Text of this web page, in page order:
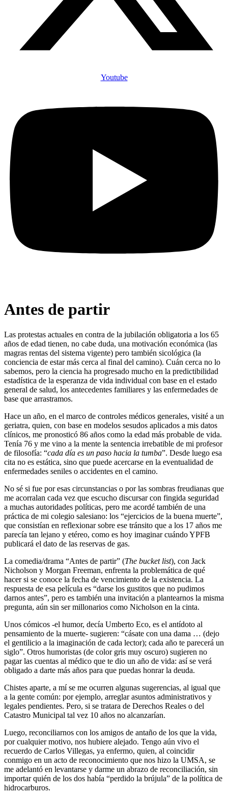
Youtube
Antes de partir
Las protestas actuales en contra de la jubilación obligatoria a los 65
años de edad tienen, no cabe duda, una motivación económica (las
magras rentas del sistema vigente) pero también sicológica (la
conciencia de estar más cerca al final del camino). Cuán cerca no lo
sabemos, pero la ciencia ha progresado mucho en la predictibilidad
estadística de la esperanza de vida individual con base en el estado
general de salud, los antecedentes familiares y las enfermedades de
base que arrastramos.
Hace un año, en el marco de controles médicos generales, visité a un
geriatra, quien, con base en modelos sesudos aplicados a mis datos
clínicos, me pronosticó 86 años como la edad más probable de vida.
Tenía 76 y me vino a la mente la sentencia irrebatible de mi profesor
de filosofía: “cada día es un paso hacia la tumba”. Desde luego esa
cita no es estática, sino que puede acercarse en la eventualidad de
enfermedades seniles o accidentes en el camino.
No sé si fue por esas circunstancias o por las sombras freudianas que
me acorralan cada vez que escucho discursar con fingida seguridad
a muchas autoridades políticas, pero me acordé también de una
práctica de mi colegio salesiano: los “ejercicios de la buena muerte”,
que consistían en reflexionar sobre ese tránsito que a los 17 años me
parecía tan lejano y etéreo, como es hoy imaginar cuándo YPFB
publicará el dato de las reservas de gas.
La comedia/drama “Antes de partir” (The bucket list), con Jack
Nicholson y Morgan Freeman, enfrenta la problemática de qué
hacer si se conoce la fecha de vencimiento de la existencia. La
respuesta de esa película es “darse los gustitos que no pudimos
darnos antes”, pero es también una invitación a plantearnos la misma
pregunta, aún sin ser millonarios como Nicholson en la cinta.
Unos cómicos -el humor, decía Umberto Eco, es el antídoto al
pensamiento de la muerte- sugieren: “cásate con una dama … (dejo
el gentilicio a la imaginación de cada lector); cada año te parecerá un
siglo”. Otros humoristas (de color gris muy oscuro) sugieren no
pagar las cuentas al médico que te dio un año de vida: así se verá
obligado a darte más años para que puedas honrar la deuda.
Chistes aparte, a mí se me ocurren algunas sugerencias, al igual que
a la gente común: por ejemplo, arreglar asuntos administrativos y
legales pendientes. Pero, si se tratara de Derechos Reales o del
Catastro Municipal tal vez 10 años no alcanzarían.
Luego, reconciliarnos con los amigos de antaño de los que la vida,
por cualquier motivo, nos hubiere alejado. Tengo aún vivo el
recuerdo de Carlos Villegas, ya enfermo, quien, al coincidir
conmigo en un acto de reconocimiento que nos hizo la UMSA, se
me adelantó en levantarse y darme un abrazo de reconciliación, sin
importar quién de los dos había “perdido la brújula” de la política de
hidrocarburos.